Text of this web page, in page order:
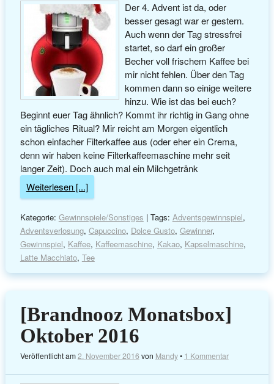
Der 4. Advent ist da, oder
besser gesagt war er gestern.
Auch wenn der Tag stressfrei
startet, so darf ein großer
Becher voll frischem Kaffee bei
mir nicht fehlen. Über den Tag
kommen dann so einige weitere
hinzu. Wie ist das bei euch?
Beginnt euer Tag ähnlich? Kommt ihr richtig in Gang ohne
ein tägliches Ritual? Mir reicht am Morgen eigentlich
schon einfacher Filterkaffee aus (oder eher ein Crema,
denn wir haben keine Filterkaffeemaschine mehr seit
langer Zeit). Doch auch mal ein Milchgetränk
Weiterlesen [...]
Kategorie: Gewinnspiele/Sonstiges | Tags: Adventsgewinnspiel,
Adventsverlosung, Capuccino, Dolce Gusto, Gewinner,
Gewinnspiel, Kaffee, Kaffeemaschine, Kakao, Kapselmaschine,
Latte Macchiato, Tee
[Brandnooz Monatsbox]
Oktober 2016
Veröffentlicht am2. November 2016 von Mandy• 1 Kommentar